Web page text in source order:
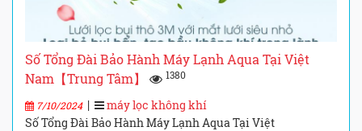
Số Tổng Đài Bảo Hành Máy Lạnh Aqua Tại Việt
Nam【Trung Tâm】
1380
7/10/2024|
máy lọc không khí
Số Tổng Đài Bảo Hành Máy Lạnh Aqua Tại Việt